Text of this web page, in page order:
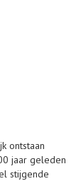
ontstaan
jaar geleden
stijgende